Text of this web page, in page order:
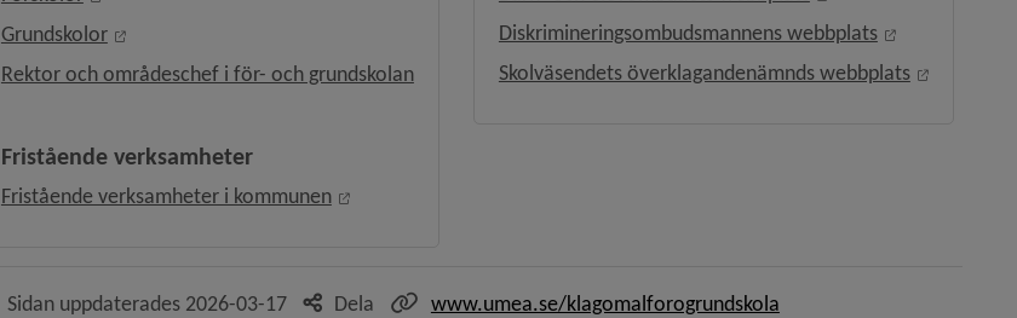
Grundskolor
Länk till annan webbplats, öppnas i nytt fönster.
Rektor och områdeschef i för- och grundskolan
Fristående verksamheter
Fristående verksamheter i kommunen Länk till annan webbplats, öppnas i nytt fönster.
Diskrimineringsombudsmannens webbplats
Länk till
Skolväsendets överklagandenämnds webbplats
Länk till
Sidan uppdaterades 2026-03-17 Dela www.umea.se/klagomalforogrundskola